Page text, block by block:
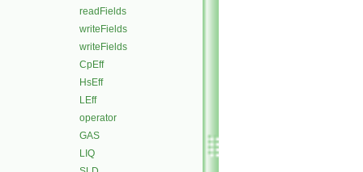
readFields
writeFields
writeFields
CpEff
HsEff
LEff
operator
GAS
LIQ